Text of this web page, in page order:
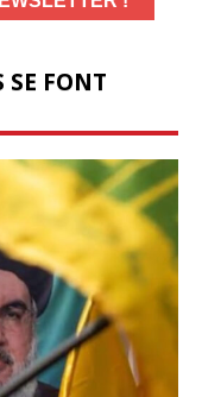
SE FONT